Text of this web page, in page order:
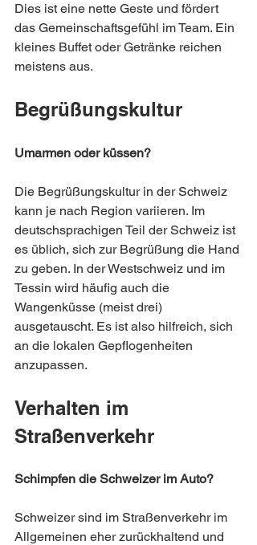
Dies ist eine nette Geste und fördert
das Gemeinschaftsgefühl im Team. Ein
kleines Buffet oder Getränke reichen
meistens aus.
Begrüßungskultur
Umarmen oder küssen?
Die Begrüßungskultur in der Schweiz
kann je nach Region variieren. Im
deutschsprachigen Teil der Schweiz ist
es üblich, sich zur Begrüßung die Hand
zu geben. In der Westschweiz und im
Tessin wird häufig auch die
Wangenküsse (meist drei)
ausgetauscht. Es ist also hilfreich, sich
an die lokalen Gepflogenheiten
anzupassen.
Verhalten im
Straßenverkehr
Schimpfen die Schweizer im Auto?
Schweizer sind im Straßenverkehr im
Allgemeinen eher zurückhaltend und